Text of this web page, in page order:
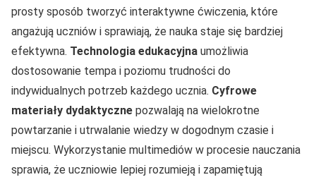
prosty sposób tworzyć interaktywne ćwiczenia, które
angażują uczniów i sprawiają, że nauka staje się bardziej
efektywna. Technologia edukacyjna umożliwia
dostosowanie tempa i poziomu trudności do
indywidualnych potrzeb każdego ucznia. Cyfrowe
materiały dydaktyczne pozwalają na wielokrotne
powtarzanie i utrwalanie wiedzy w dogodnym czasie i
miejscu. Wykorzystanie multimediów w procesie nauczania
sprawia, że uczniowie lepiej rozumieją i zapamiętują